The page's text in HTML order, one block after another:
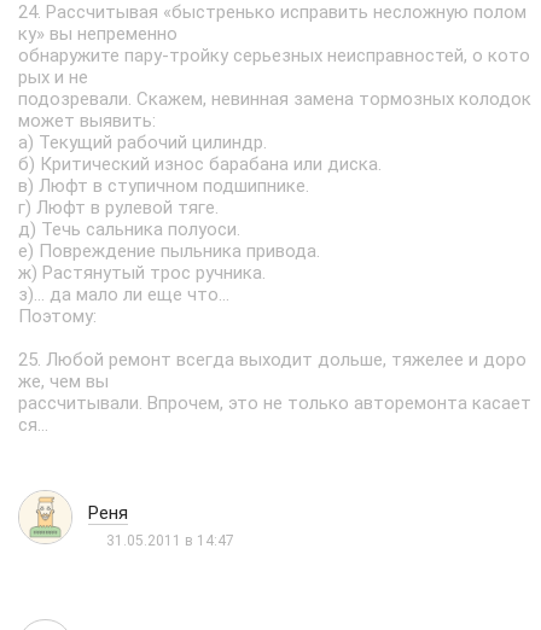
24. Рассчитывая «быстренько исправить несложную полом
ку» вы непременно
обнаружите пару-тройку серьезных неисправностей, о кото
рых и не
подозревали. Скажем, невинная замена тормозных колодок
может выявить:
а) Текущий рабочий цилиндр.
б) Критический износ барабана или диска.
в) Люфт в ступичном подшипнике.
г) Люфт в рулевой тяге.
д) Течь сальника полуоси.
е) Повреждение пыльника привода.
ж) Растянутый трос ручника.
з)… да мало ли еще что…
Поэтому:
25. Любой ремонт всегда выходит дольше, тяжелее и доро
же, чем вы
рассчитывали. Впрочем, это не только авторемонта касает
ся…
Реня
31.05.2011 в 14:47